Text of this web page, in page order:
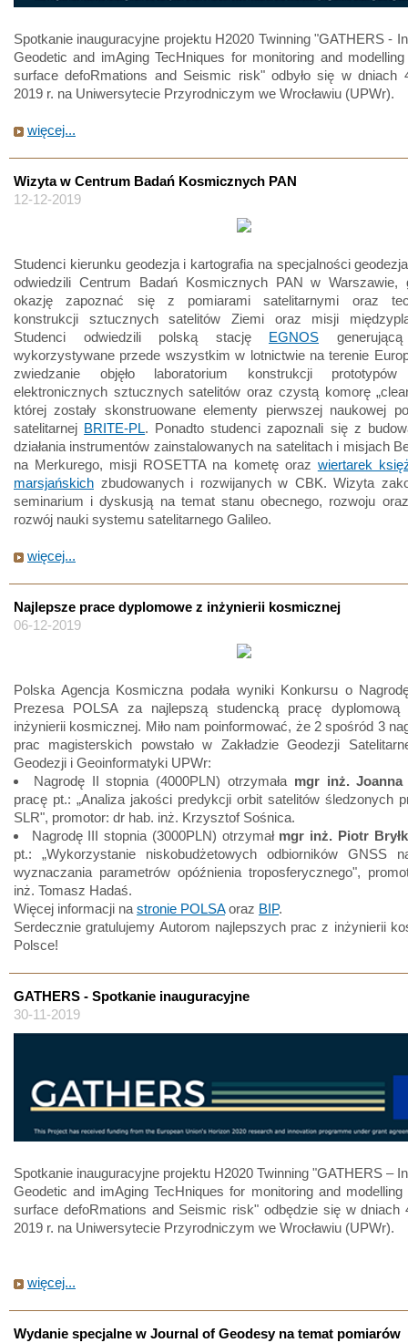
Spotkanie inauguracyjne projektu H2020 Twinning "GATHERS -
Geodetic and imAging TecHniques for monitoring and
surface defoRmations and Seismic risk" odbyło się w dniach
2019 r. na Uniwersytecie Przyrodniczym we Wrocławiu (UPWr).
więcej...
Wizyta w Centrum Badań Kosmicznych PAN
12-12-2019
Studenci kierunku geodezja i kartografia na specjalności
odwiedzili Centrum Badań Kosmicznych PAN w Warszawie,
okazję zapoznać się z pomiarami satelitarnymi oraz
konstrukcji sztucznych satelitów Ziemi oraz misji
Studenci odwiedzili polską stację EGNOS
wykorzystywane przede wszystkim w lotnictwie na terenie
zwiedzanie objęło laboratorium konstrukcji prototypów
elektronicznych sztucznych satelitów oraz czystą komorę
której zostały skonstruowane elementy pierwszej naukowej
satelitarnej BRITE-PL. Ponadto studenci zapoznali się z
działania instrumentów zainstalowanych na satelitach i misjach
na Merkurego, misji ROSETTA na kometę oraz wiertarek
marsjańskich zbudowanych i rozwijanych w CBK. Wizyta
seminarium i dyskusją na temat stanu obecnego, rozwoju
rozwój nauki systemu satelitarnego Galileo.
więcej...
Najlepsze prace dyplomowe z inżynierii kosmicznej
06-12-2019
Polska Agencja Kosmiczna podała wyniki Konkursu o
Prezesa POLSA za najlepszą studencką pracę
inżynierii kosmicznej. Miło nam poinformować, że 2 spośród 3
prac magisterskich powstało w Zakładzie Geodezji
Geodezji i Geoinformatyki UPWr:
Nagrodę II stopnia (4000PLN) otrzymała mgr inż. Joanna
pracę pt.: „Analiza jakości predykcji orbit satelitów śledzonych
SLR", promotor: dr hab. inż. Krzysztof Sośnica.
Nagrodę III stopnia (3000PLN) otrzymał mgr inż. Piotr
pt.: „Wykorzystanie niskobudżetowych odbiorników GNSS
wyznaczania parametrów opóźnienia troposferycznego",
inż. Tomasz Hadaś.
Więcej informacji na stronie POLSAoraz BIP.
Serdecznie gratulujemy Autorom najlepszych prac z inżynierii
Polsce!
GATHERS - Spotkanie inauguracyjne
30-11-2019
Spotkanie inauguracyjne projektu H2020 Twinning "GATHERS –
Geodetic and imAging TecHniques for monitoring and
surface defoRmations and Seismic risk" odbędzie się w dniach
2019 r. na Uniwersytecie Przyrodniczym we Wrocławiu (UPWr).
więcej...
Wydanie specjalne w Journal of Geodesy na temat pomiarów